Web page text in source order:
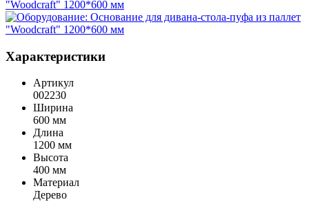
Характеристики
Артикул
002230
Ширина
600 мм
Длина
1200 мм
Высота
400 мм
Материал
Дерево